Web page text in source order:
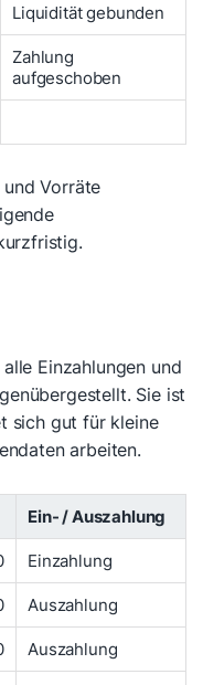
Liquidität gebunden
Zahlung
aufgeschoben
Vorräte
Einzahlungen und
Sie ist
sich gut für kleine
arbeiten.
Ein- / Auszahlung
Einzahlung
Auszahlung
Auszahlung